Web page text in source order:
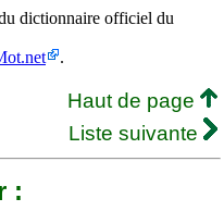
dictionnaire officiel du
.
Haut de page
Liste suivante
: